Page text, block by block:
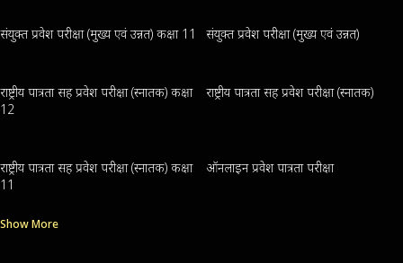
संयुक्त प्रवेश परीक्षा (मुख्य एवं उन्नत) कक्षा 11 संयुक्त प्रवेश परीक्षा (मुख्य एवं उन्नत)
राष्ट्रीय पात्रता सह प्रवेश परीक्षा (स्नातक) कक्षा
12
राष्ट्रीय पात्रता सह प्रवेश परीक्षा (स्नातक)
राष्ट्रीय पात्रता सह प्रवेश परीक्षा (स्नातक) कक्षा
11
ऑनलाइन प्रवेश पात्रता परीक्षा
Show More